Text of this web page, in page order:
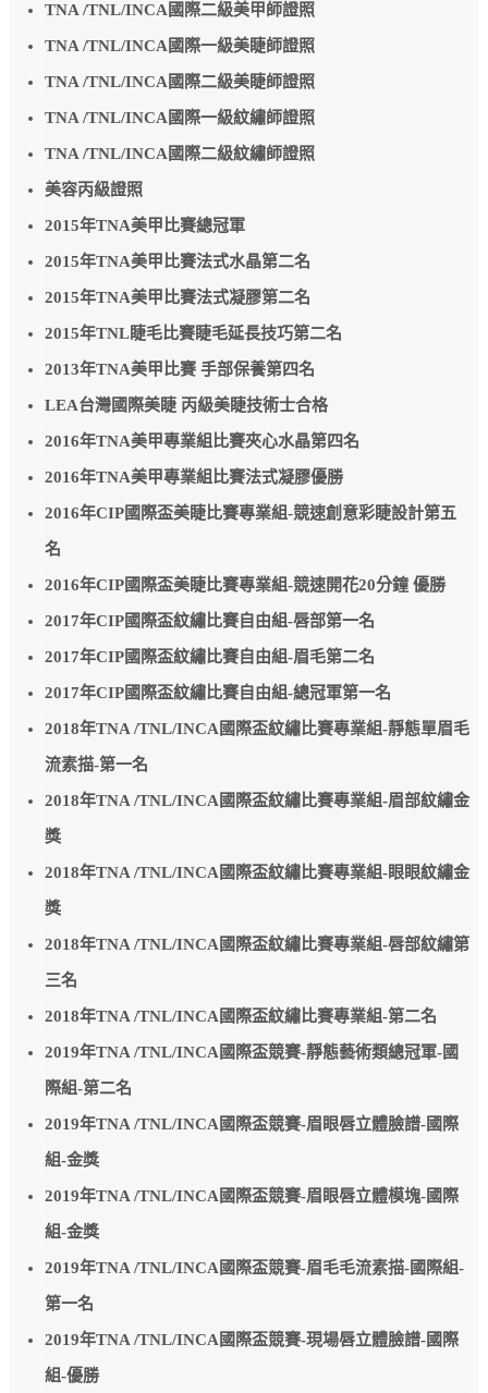
TNA /TNL/INCA國際二級美甲師證照
TNA /TNL/INCA國際一級美睫師證照
TNA /TNL/INCA國際二級美睫師證照
TNA /TNL/INCA國際一級紋繡師證照
TNA /TNL/INCA國際二級紋繡師證照
美容丙級證照
2015年TNA美甲比賽總冠軍
2015年TNA美甲比賽法式水晶第二名
2015年TNA美甲比賽法式凝膠第二名
2015年TNL睫毛比賽睫毛延長技巧第二名
2013年TNA美甲比賽 手部保養第四名
LEA台灣國際美睫 丙級美睫技術士合格
2016年TNA美甲專業組比賽夾心水晶第四名
2016年TNA美甲專業組比賽法式凝膠優勝
2016年CIP國際盃美睫比賽專業組-競速創意彩睫設計第五
名
2016年CIP國際盃美睫比賽專業組-競速開花20分鐘 優勝
2017年CIP國際盃紋繡比賽自由組-唇部第一名
2017年CIP國際盃紋繡比賽自由組-眉毛第二名
2017年CIP國際盃紋繡比賽自由組-總冠軍第一名
2018年TNA /TNL/INCA國際盃紋繡比賽專業組-靜態單眉毛
流素描-第一名
2018年TNA /TNL/INCA國際盃紋繡比賽專業組-眉部紋繡金
獎
2018年TNA /TNL/INCA國際盃紋繡比賽專業組-眼眼紋繡金
獎
2018年TNA /TNL/INCA國際盃紋繡比賽專業組-唇部紋繡第
三名
2018年TNA /TNL/INCA國際盃紋繡比賽專業組-第二名
2019年TNA /TNL/INCA國際盃競賽-靜態藝術類總冠軍-國
際組-第二名
2019年TNA /TNL/INCA國際盃競賽-眉眼唇立體臉譜-國際
組-金獎
2019年TNA /TNL/INCA國際盃競賽-眉眼唇立體模塊-國際
組-金獎
2019年TNA /TNL/INCA國際盃競賽-眉毛毛流素描-國際組-
第一名
2019年TNA /TNL/INCA國際盃競賽-現場唇立體臉譜-國際
組-優勝